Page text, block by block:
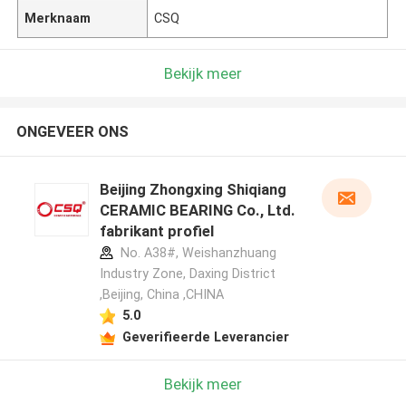
Merknaam CSQ
Bekijk meer
ONGEVEER ONS
Beijing Zhongxing Shiqiang
CERAMIC BEARING Co., Ltd.
fabrikant profiel
No. A38#, Weishanzhuang
Industry Zone, Daxing District
,Beijing, China ,CHINA
5.0
Geverifieerde Leverancier
Bekijk meer